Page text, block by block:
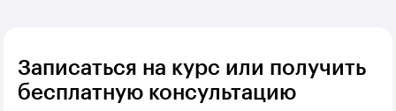
Записаться на курс или получить
бесплатную консультацию